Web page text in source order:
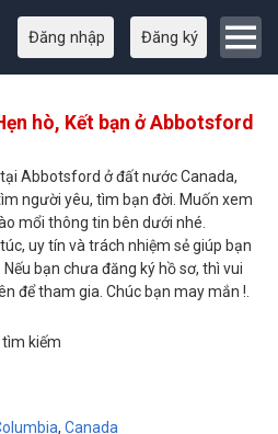
Đăng nhập Đăng ký
hò, Kết bạn ở Abbotsford
Abbotsford ở đất nước Canada,
người yêu, tìm bạn đời. Muốn xem
mổi thông tin bên dưới nhé.
uy tín và trách nhiệm sẻ giúp bạn
bạn chưa đăng ký hồ sơ, thì vui
để tham gia. Chúc bạn may mắn !.
kiếm
, Canada